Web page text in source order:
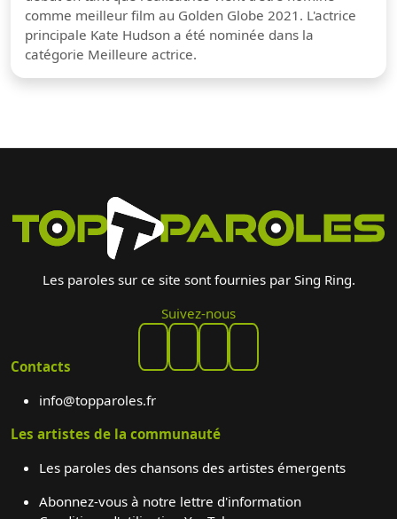
comme meilleur film au Golden Globe 2021. L'actrice
principale Kate Hudson a été nominée dans la
catégorie Meilleure actrice.
Les paroles sur ce site sont fournies par Sing Ring.
Suivez-nous
Contacts
info@topparoles.fr
Les artistes de la communauté
Les paroles des chansons des artistes émergents
Abonnez-vous à notre lettre d'information